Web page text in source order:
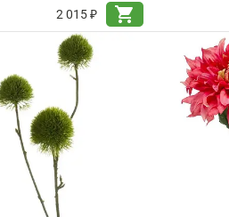
2 015 ₽
shopping_cart